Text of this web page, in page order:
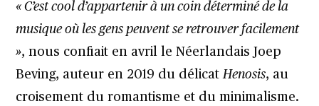
« C’est cool d’appartenir à un coin déterminé de la
musique où les gens peuvent se retrouver facilement
», nous confiait en avril le Néerlandais Joep
Beving, auteur en 2019 du délicatHenosis, au
croisement du romantisme et du minimalisme.